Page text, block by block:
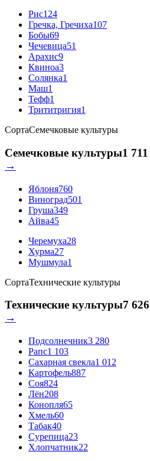
Рис124
Гречка, Гречиха107
Бобы69
Чечевица51
Арахис9
Квиноа3
Солянка1
Маш1
Тефф1
Трититригия1
СортаСемечковые культуры
Семечковые культуры1
→
Яблоня760
Виноград501
Груша349
Айва45
Черемуха28
Хурма27
Мушмула1
СортаТехнические культуры
Технические культуры7
→
Подсолнечник3 280
Рапс1 103
Сахарная свекла1 012
Картофель887
Соя824
Лён208
Конопля65
Хмель60
Табак40
Сурепица23
Хлопчатник22